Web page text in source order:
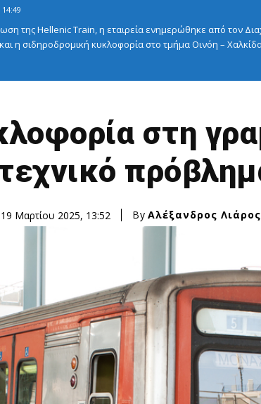
της Hellenic Train, η εταιρεία ενημερώθηκε από τον
η σιδηροδρομική κυκλοφορία στο τμήμα Οινόη –
στη
19 Μαρτίου 2025, 13:52 By Αλέξανδρος Λιάρος